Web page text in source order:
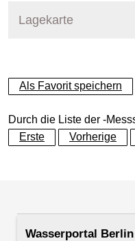
Lagekarte
+
−
Als Favorit speichern
Durch die Liste der -
Erste
Vorherige
Wasserportal Berlin